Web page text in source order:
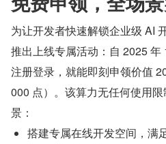
为让开发者快速解锁企业级 AI
推出上线专属活动：自 2025
注册登录，就能即刻申领价值
000 点）。该算力无任何使用
景：
搭建专属在线开发空间，满